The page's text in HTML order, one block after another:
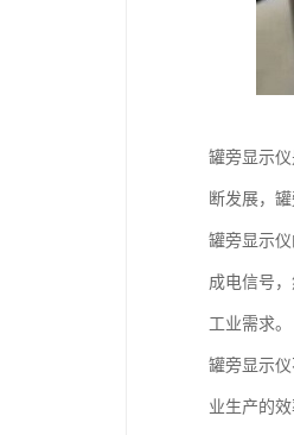
罐旁显示
断发展，
罐旁显示
成电信号
工业需求。
罐旁显示
业生产的